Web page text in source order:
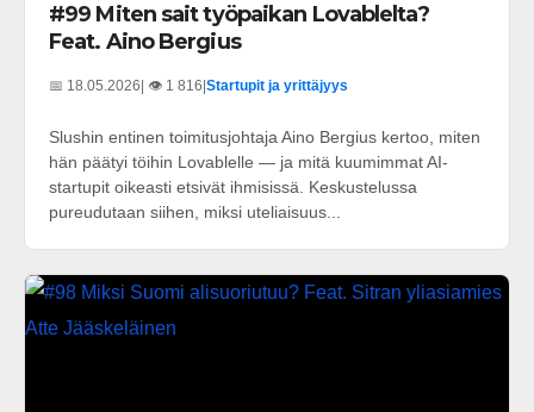
#99 Miten sait työpaikan Lovablelta?
Feat. Aino Bergius
📅 18.05.2026 | 👁️ 1 816 Startupit ja yrittäjyys
Slushin entinen toimitusjohtaja Aino Bergius kertoo, miten
hän päätyi töihin Lovablelle — ja mitä kuumimmat AI-
startupit oikeasti etsivät ihmisissä. Keskustelussa
pureudutaan siihen, miksi uteliaisuus...